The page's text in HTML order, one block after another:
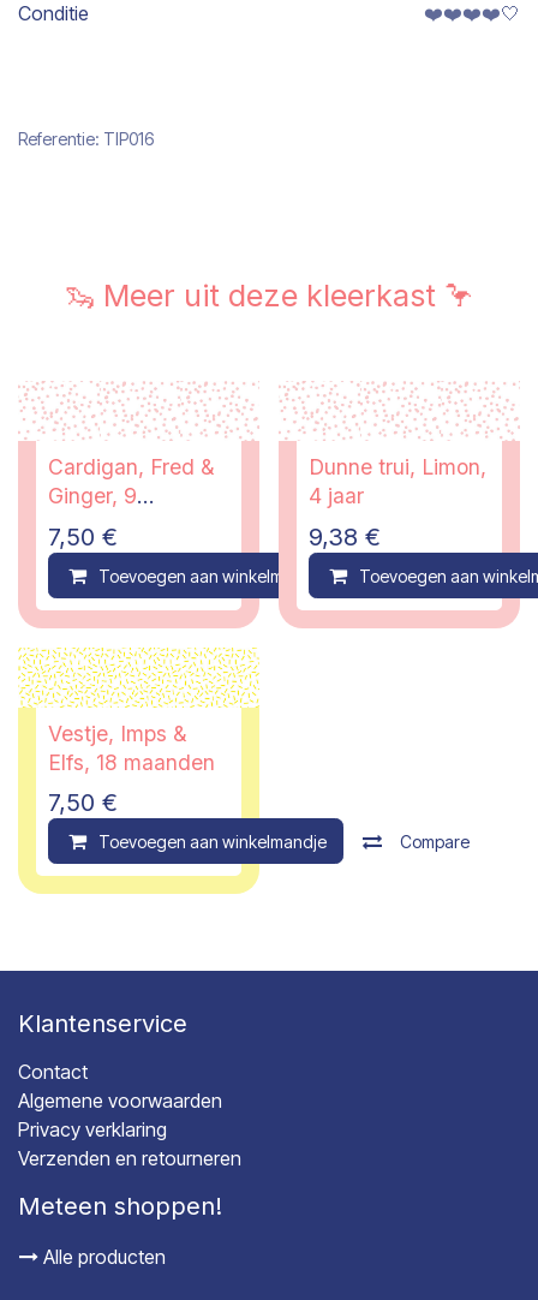
Conditie ❤️❤️❤️❤️🤍
Referentie: TIP016
🦦 Meer uit deze kleerkast 🦩
Cardigan, Fred &
Ginger, 9
maanden
7,50 €
Toevoegen aan winkelmandje Compare
Dunne trui, Limon,
4 jaar
9,38 €
Toevoegen aan
Vestje, Imps &
Elfs, 18 maanden
7,50 €
Toevoegen aan winkelmandje Compare
Klantenservice
Contact
Algemene voorwaarden
Privacy verklaring
Verzenden en retourneren
Meteen shoppen!
Alle producten